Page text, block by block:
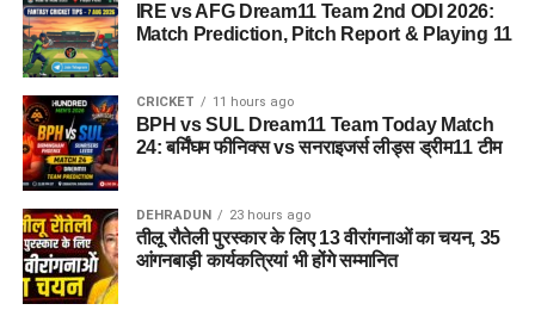
IRE vs AFG Dream11 Team 2nd ODI 2026:
Match Prediction, Pitch Report & Playing 11
CRICKET 11 hours ago
BPH vs SUL Dream11 Team Today Match
24: बर्मिंघम फीनिक्स vs सनराइजर्स लीड्स ड्रीम11 टीम
DEHRADUN 23 hours ago
तीलू रौतेली पुरस्कार के लिए 13 वीरांगनाओं का चयन, 35
आंगनबाड़ी कार्यकत्रियां भी होंगे सम्मानित